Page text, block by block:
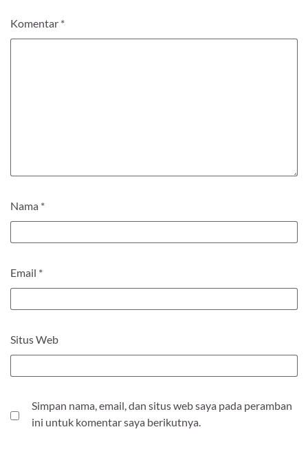
Komentar *
Nama *
Email *
Situs Web
Simpan nama, email, dan situs web saya pada peramban
ini untuk komentar saya berikutnya.